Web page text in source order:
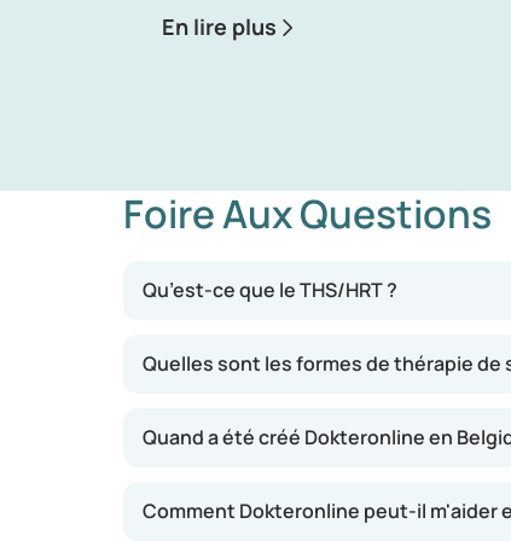
En lire plus
Foire Aux Questions
Qu’est-ce que le THS/HRT ?
Quelles sont les formes de thérapie
Quand a été créé Dokteronline en
Comment Dokteronline peut-il m'aider